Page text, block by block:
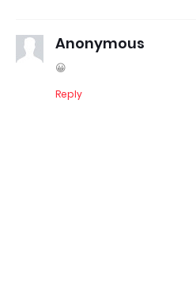
Anonymous
😀
Reply